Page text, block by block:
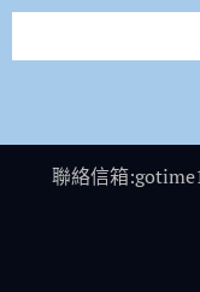
聯絡信箱